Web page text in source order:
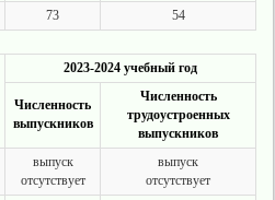
73 54
2023-2024 учебный год
Численность
выпускников
Численность
трудоустроенных
выпускников
выпуск
отсутствует
выпуск
отсутствует